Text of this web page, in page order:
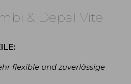
& Depal Vite
flexible und zuverlässige